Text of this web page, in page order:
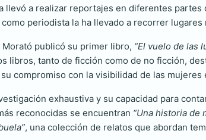
llevó a realizar reportajes en diferentes
periodista la ha llevado a recorrer
Morató publicó su primer libro, “El vuelo de las
libros, tanto de ficción como de no ficción,
compromiso con la visibilidad de las
exhaustiva y su capacidad para
reconocidas se encuentran “Una historia de
, una colección de relatos que abordan